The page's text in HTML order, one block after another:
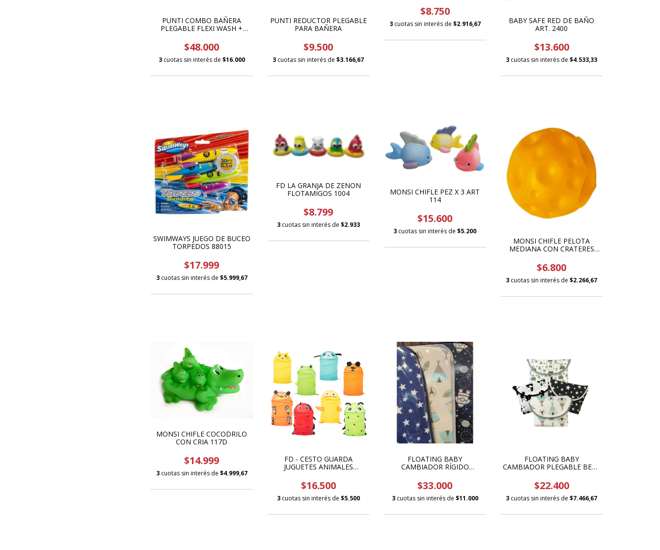
PUNTI COMBO BAÑERA
PLEGABLE FLEXI WASH +
BAÑERA
$48.000
3 cuotas sin interés de $16.000
PUNTI REDUCTOR PLEGABLE
PARA BAÑERA
$9.500
3 cuotas sin interés de$3.166,67
$8.750
3 cuotas sin interés de $2.916,67
BABY SAFE RED DE BAÑO
ART. 2400
$13.600
3 cuotas sin interés de$4.533,33
SWIMWAYS JUEGO DE BUCEO
TORPEDOS 88015
$17.999
3 cuotas sin interés de $5.999,67
FD LA GRANJA DE ZENON
FLOTAMIGOS 1004
$8.799
3 cuotas sin interés de $2.933
MONSI CHIFLE PEZ X 3 ART
114
$15.600
3 cuotas sin interés de$5.200
MONSI CHIFLE PELOTA
MEDIANA CON CRATERES
$6.800
3 cuotas sin interés de$2.266,67
MONSI CHIFLE COCODRILO
CON CRIA 117D
$14.999
3 cuotas sin interés de $4.999,67
FD - CESTO GUARDA
JUGUETES ANIMALES
$16.500
3 cuotas sin interés de $5.500
FLOATING BABY
CAMBIADOR RÍGIDO
$33.000
3 cuotas sin interés de $11.000
FLOATING BABY
CAMBIADOR PLEGABLE BEBE
$22.400
3 cuotas sin interés de$7.466,67